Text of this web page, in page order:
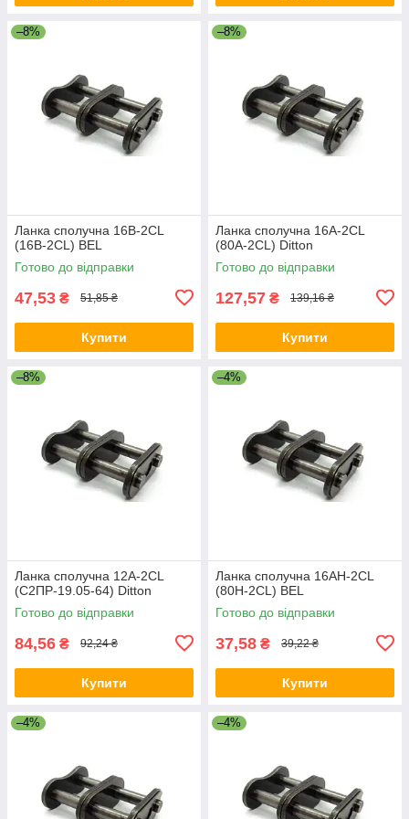
–8%
Ланка сполучна 16B-2CL
(16B-2CL) BEL
Готово до відправки
47,53 ₴ 51,85 ₴
Купити
–8%
Ланка сполучна 16A-2CL
(80A-2CL) Ditton
Готово до відправки
127,57 ₴ 139,16 ₴
Купити
–8%
Ланка сполучна 12A-2CL
(С2ПР-19.05-64) Ditton
Готово до відправки
84,56 ₴ 92,24 ₴
Купити
–4%
Ланка сполучна 16AH-2CL
(80H-2CL) BEL
Готово до відправки
37,58 ₴ 39,22 ₴
Купити
–4% –4%